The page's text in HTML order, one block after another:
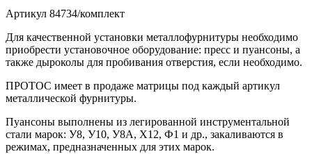
Артикул 84734/комплект
Для качественной установки металлофурнитуры необходимо
приобрести установочное оборудование: пресс и пуансоны, а
также дыроколы для пробивания отверстия, если необходимо.
ПРОТОС имеет в продаже матрицы под каждый артикул
металлической фурнитуры.
Пуансоны выполнены из легированной инструментальной
стали марок: У8, У10, У8А, Х12, Ф1 и др., закаливаются в
режимах, предназначенных для этих марок.